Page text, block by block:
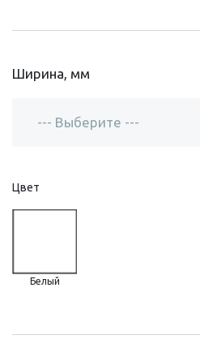
Ширина, мм
Цвет
Белый